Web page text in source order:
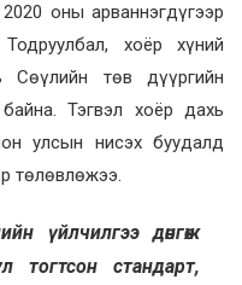
оны арваннэгдүгээр
хоёр хүний
төв дүүргийн
Тэгвэл хоёр дахь
улсын нисэх буудалд
төлөвлөжээ.
үйлчилгээ дөнгөж
тогтсон стандарт,